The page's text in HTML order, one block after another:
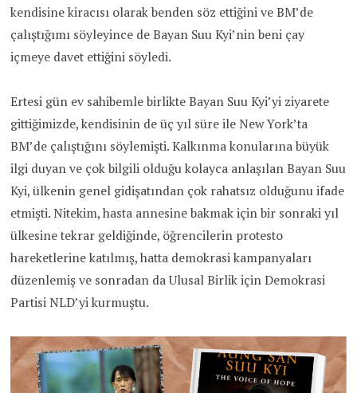
kendisine kiracısı olarak benden söz ettiğini ve BM’de
çalıştığımı söyleyince de Bayan Suu Kyi’nin beni çay
içmeye davet ettiğini söyledi.
Ertesi gün ev sahibemle birlikte Bayan Suu Kyi’yi ziyarete
gittiğimizde, kendisinin de üç yıl süre ile New York’ta
BM’de çalıştığını söylemişti. Kalkınma konularına büyük
ilgi duyan ve çok bilgili olduğu kolayca anlaşılan Bayan Suu
Kyi, ülkenin genel gidişatından çok rahatsız olduğunu ifade
etmişti. Nitekim, hasta annesine bakmak için bir sonraki yıl
ülkesine tekrar geldiğinde, öğrencilerin protesto
hareketlerine katılmış, hatta demokrasi kampanyaları
düzenlemiş ve sonradan da Ulusal Birlik için Demokrasi
Partisi NLD’yi kurmuştu.